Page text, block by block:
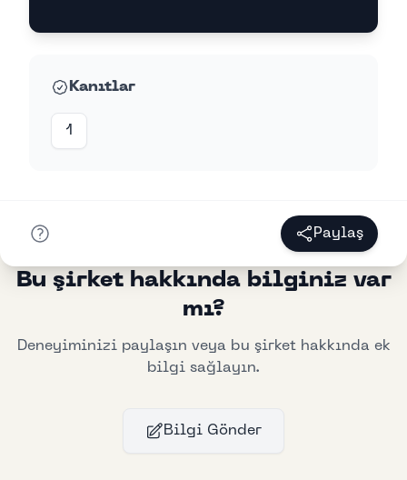
Kanıtlar
1
Paylaş
Bu şirket hakkında bilginiz var
mı?
Deneyiminizi paylaşın veya bu şirket hakkında ek
bilgi sağlayın.
Bilgi Gönder